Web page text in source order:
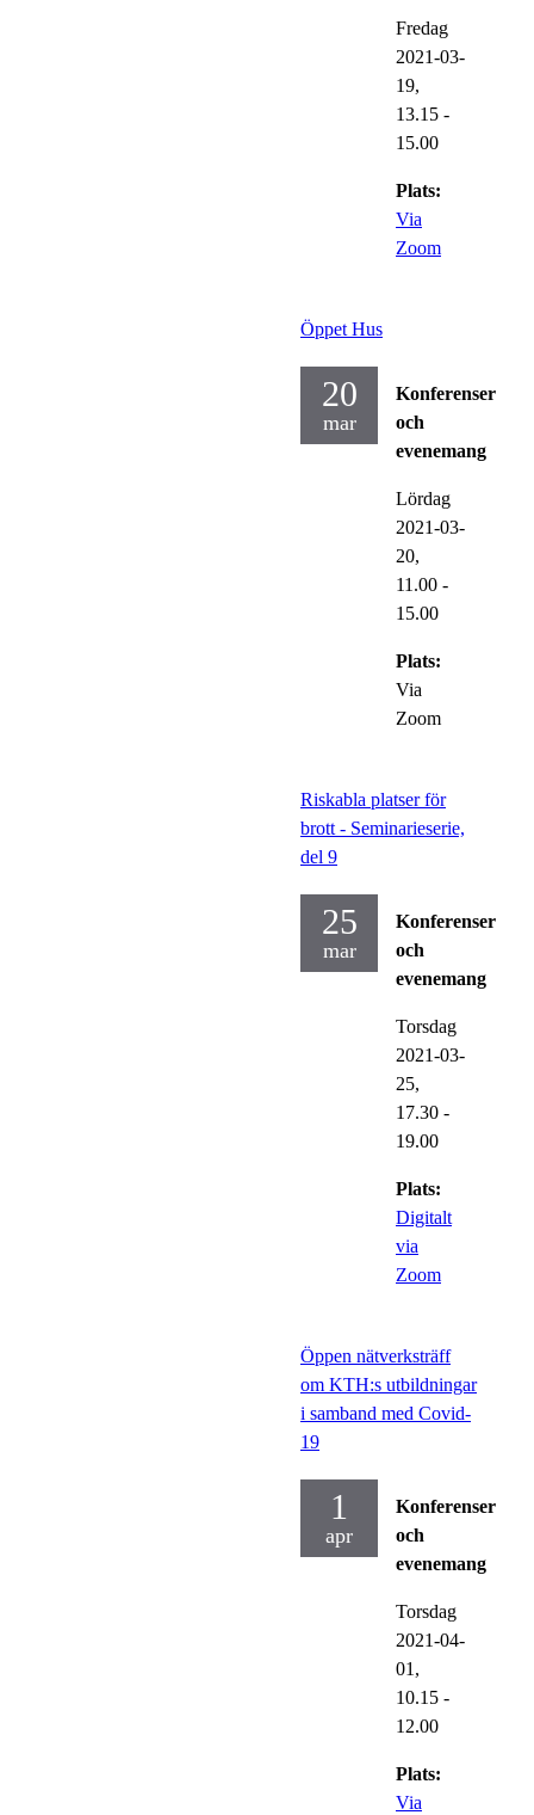
Fredag
2021-03-
19,
13.15 -
15.00
Plats:
Via
Zoom
Öppet Hus
20
mar
Konferenser
och
evenemang
Lördag
2021-03-
20,
11.00 -
15.00
Plats:
Via
Zoom
Riskabla platser för
brott - Seminarieserie,
del 9
25
mar
Konferenser
och
evenemang
Torsdag
2021-03-
25,
17.30 -
19.00
Plats:
Digitalt
via
Zoom
Öppen nätverksträff
om KTH:s utbildningar
i samband med Covid-
19
1
apr
Konferenser
och
evenemang
Torsdag
2021-04-
01,
10.15 -
12.00
Plats:
Via